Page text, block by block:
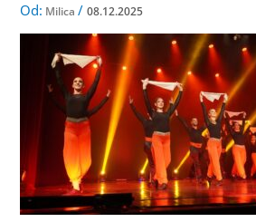
Od: Milica/08.12.2025